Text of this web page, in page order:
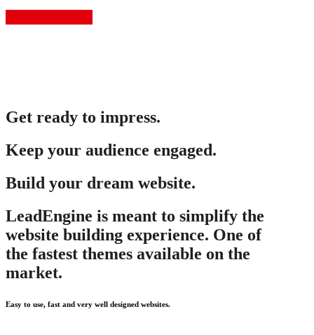
Get ready to impress.
Keep your audience engaged.
Build your dream website.
LeadEngine is meant to simplify the
website building experience. One of
the fastest themes available on the
market.
Easy to use, fast and very well designed websites.